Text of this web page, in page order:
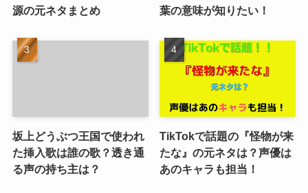
源の元ネタまとめ
葉の意味が知りたい！
坂上どうぶつ王国で使われ
た挿入歌は誰の歌？透き通
る声の持ち主は？
TikTokで話題の『怪物が来
たな』の元ネタは？声優は
あのキャラも担当！